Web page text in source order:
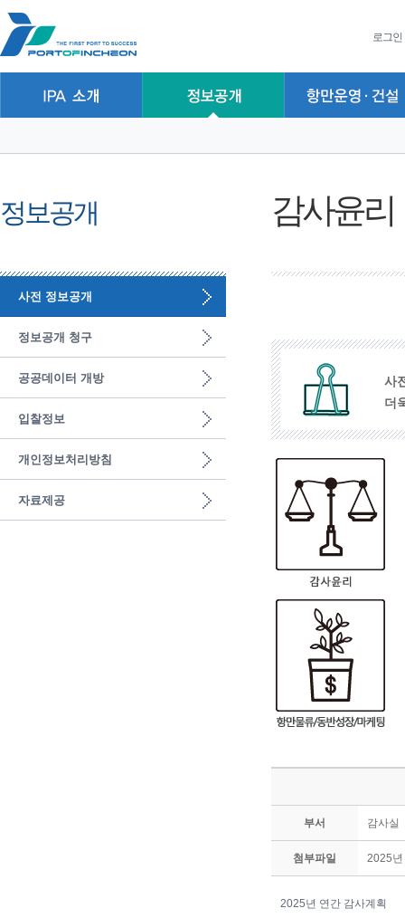
로그인
정보공개
사전 정보공개
정보공개 청구
공공데이터 개방
입찰정보
개인정보처리방침
자료제공
감사윤리
사
더
부서 감사실
첨부파일 2025
2025년 연간 감사계획